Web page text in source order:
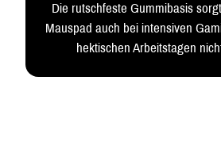
Die rutschfeste Gummibasis
Mauspad auch bei intensiven
hektischen Arbeitstagen